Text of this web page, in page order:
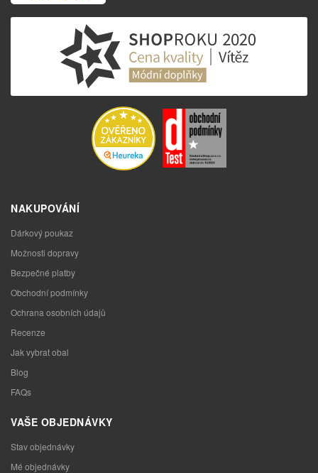
NAKUPOVÁNÍ
Dárkový poukaz
Možnosti dopravy
Bezpečné platby
Obchodní podmínky
Ochrana osobních údajů
Recenze
Jak vybrat obal
Blog
FAQs
VAŠE OBJEDNÁVKY
Stav objednávky
Mé objednávky